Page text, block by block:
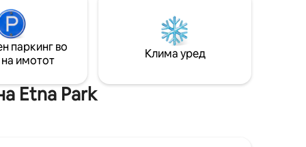
да
паркинг во
имотот
Клима уред
Etna Park